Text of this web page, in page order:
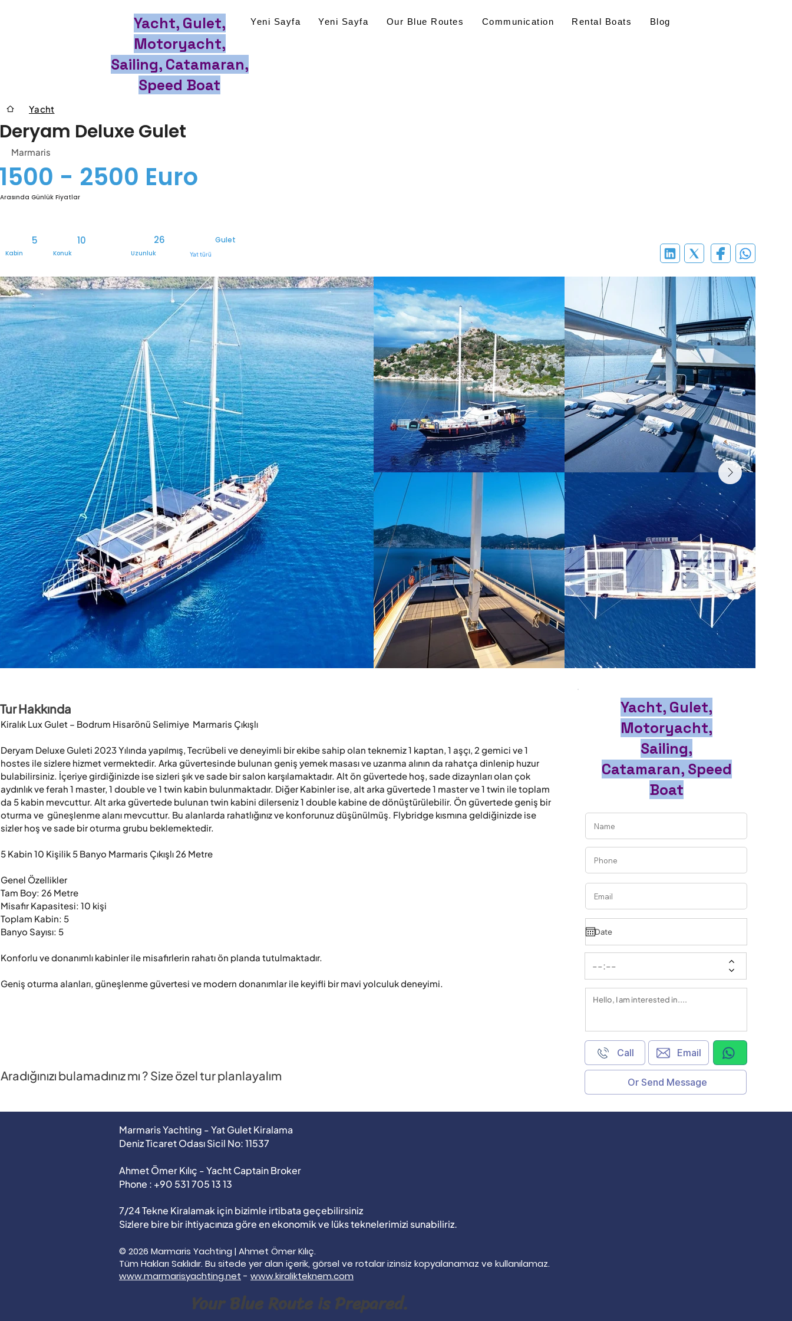
Yacht, Gulet,
Motoryacht,
Sailing, Catamaran,
Speed Boat
Yeni Sayfa Yeni Sayfa Our Blue Routes Communication Rental Boats Blog
Yacht
Deryam Deluxe Gulet
Marmaris
1500 - 2500 Euro
Arasında Günlük Fiyatlar
Kabin
5 10
Konuk
26
Uzunluk
Gulet
Yat türü
Tur Hakkında
Kiralık Lux Gulet – Bodrum Hisarönü Selimiye  Marmaris Çıkışlı
Deryam Deluxe Guleti 2023 Yılında yapılmış, Tecrübeli ve deneyimli bir ekibe sahip olan teknemiz 1 kaptan, 1 aşçı, 2 gemici ve 1
hostes ile sizlere hizmet vermektedir. Arka güvertesinde bulunan geniş yemek masası ve uzanma alının da rahatça dinlenip huzur
bulabilirsiniz. İçeriye girdiğinizde ise sizleri şık ve sade bir salon karşılamaktadır. Alt ön güvertede hoş, sade dizaynları olan çok
aydınlık ve ferah 1 master, 1 double ve 1 twin kabin bulunmaktadır. Diğer Kabinler ise, alt arka güvertede 1 master ve 1 twin ile toplam
da 5 kabin mevcuttur. Alt arka güvertede bulunan twin kabini dilerseniz 1 double kabine de dönüştürülebilir. Ön güvertede geniş bir
oturma ve  güneşlenme alanı mevcuttur. Bu alanlarda rahatlığınız ve konforunuz düşünülmüş. Flybridge kısmına geldiğinizde ise
sizler hoş ve sade bir oturma grubu beklemektedir.
5 Kabin 10 Kişilik 5 Banyo Marmaris Çıkışlı 26 Metre
Genel Özellikler
Tam Boy: 26 Metre
Misafir Kapasitesi: 10 kişi
Toplam Kabin: 5
Banyo Sayısı: 5
Konforlu ve donanımlı kabinler ile misafirlerin rahatı ön planda tutulmaktadır.
Geniş oturma alanları, güneşlenme güvertesi ve modern donanımlar ile keyifli bir mavi yolculuk deneyimi.
Aradığınızı bulamadınız mı ? Size özel tur planlayalım
Yacht, Gulet,
Motoryacht,
Sailing,
Catamaran, Speed
Boat
Call Email
Or Send Message
Marmaris Yachting - Yat Gulet Kiralama
Deniz Ticaret Odası Sicil No: 11537
Ahmet Ömer Kılıç - Yacht Captain Broker
Phone : +90 531 705 13 13
7/24 Tekne Kiralamak için bizimle irtibata geçebilirsiniz
Sizlere bire bir ihtiyacınıza göre en ekonomik ve lüks teknelerimizi sunabiliriz.
© 2026 Marmaris Yachting | Ahmet Ömer Kılıç.
Tüm Hakları Saklıdır. Bu sitede yer alan içerik, görsel ve rotalar izinsiz kopyalanamaz ve kullanılamaz.
www.marmarisyachting.net - www.kiralikteknem.com
Your Blue Route is Prepared.